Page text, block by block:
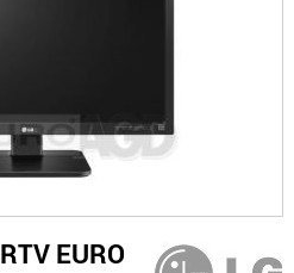
EURO